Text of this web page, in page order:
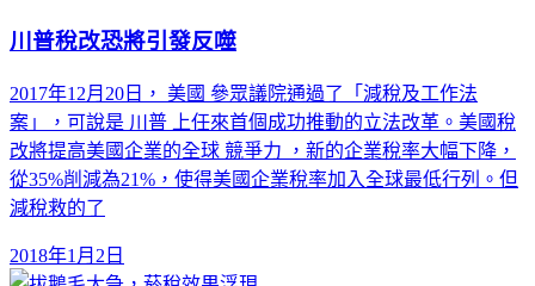
川普稅改恐將引發反噬
2017年12月20日， 美國 參眾議院通過了「減稅及工作法
案」，可說是 川普 上任來首個成功推動的立法改革。美國稅
改將提高美國企業的全球 競爭力 ，新的企業稅率大幅下降，
從35%削減為21%，使得美國企業稅率加入全球最低行列。但
減稅救的了
2018年1月2日